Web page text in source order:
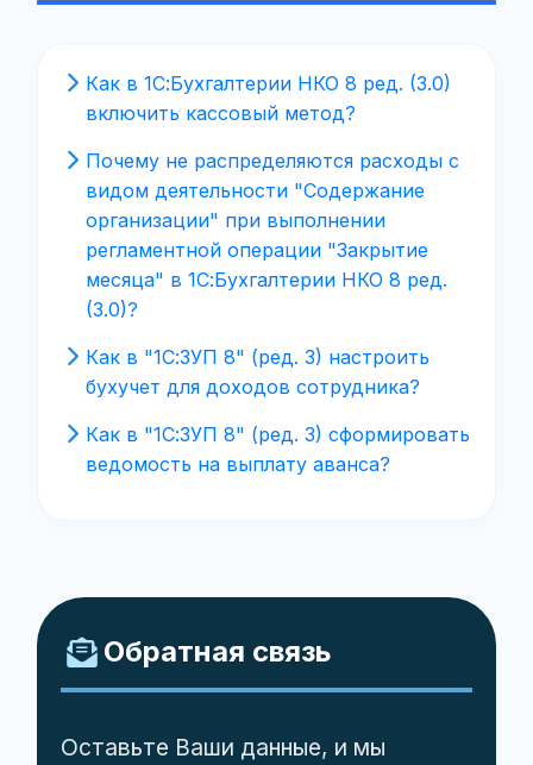
Как в 1С:Бухгалтерии НКО 8 ред. (3.0)
включить кассовый метод?
Почему не распределяются расходы с
видом деятельности "Содержание
организации" при выполнении
регламентной операции "Закрытие
месяца" в 1С:Бухгалтерии НКО 8 ред.
(3.0)?
Как в "1С:ЗУП 8" (ред. 3) настроить
бухучет для доходов сотрудника?
Как в "1С:ЗУП 8" (ред. 3) сформировать
ведомость на выплату аванса?
Обратная связь
Оставьте Ваши данные, и мы